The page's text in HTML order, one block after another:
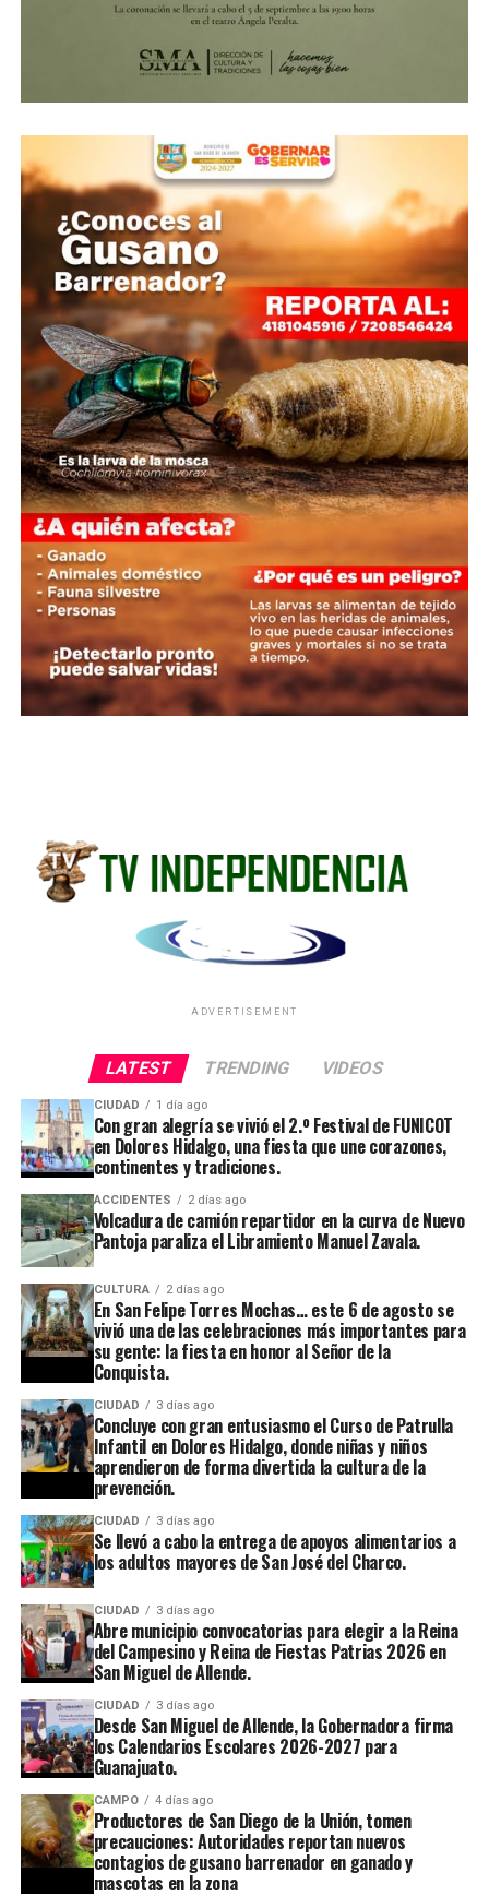
ADVERTISEMENT
LATEST TRENDING VIDEOS
CIUDAD 1 día ago
Con gran alegría se vivió el 2.º Festival de FUNICOT
en Dolores Hidalgo, una fiesta que une corazones,
continentes y tradiciones.
ACCIDENTES 2 días ago
Volcadura de camión repartidor en la curva de Nuevo
Pantoja paraliza el Libramiento Manuel Zavala.
CULTURA 2 días ago
En San Felipe Torres Mochas… este 6 de agosto se
vivió una de las celebraciones más importantes para
su gente: la fiesta en honor al Señor de la
Conquista.
CIUDAD 3 días ago
Concluye con gran entusiasmo el Curso de Patrulla
Infantil en Dolores Hidalgo, donde niñas y niños
aprendieron de forma divertida la cultura de la
prevención.
CIUDAD 3 días ago
Se llevó a cabo la entrega de apoyos alimentarios a
los adultos mayores de San José del Charco.
CIUDAD 3 días ago
Abre municipio convocatorias para elegir a la Reina
del Campesino y Reina de Fiestas Patrias 2026 en
San Miguel de Allende.
CIUDAD 3 días ago
Desde San Miguel de Allende, la Gobernadora firma
los Calendarios Escolares 2026-2027 para
Guanajuato.
CAMPO 4 días ago
Productores de San Diego de la Unión, tomen
precauciones: Autoridades reportan nuevos
contagios de gusano barrenador en ganado y
mascotas en la zona